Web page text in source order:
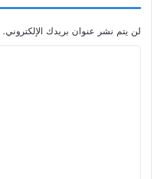
لن يتم نشر عنوان بريدك الإلكتروني.